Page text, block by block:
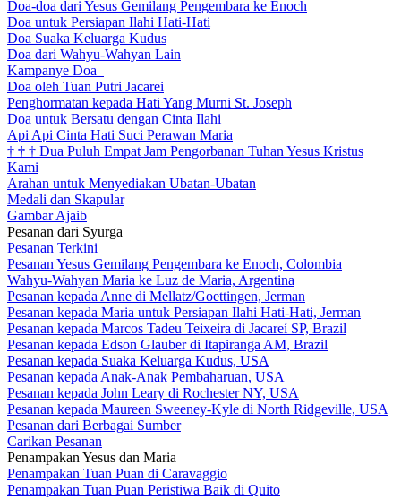
Doa-doa dari Yesus Gemilang Pengembara ke Enoch
Doa untuk Persiapan Ilahi Hati-Hati
Doa Suaka Keluarga Kudus
Doa dari Wahyu-Wahyan Lain
Kampanye Doa
Doa oleh Tuan Putri Jacarei
Penghormatan kepada Hati Yang Murni St. Joseph
Doa untuk Bersatu dengan Cinta Ilahi
Api Api Cinta Hati Suci Perawan Maria
† † † Dua Puluh Empat Jam Pengorbanan Tuhan Yesus Kristus
Kami
Arahan untuk Menyediakan Ubatan-Ubatan
Medali dan Skapular
Gambar Ajaib
Pesanan dari Syurga
Pesanan Terkini
Pesanan Yesus Gemilang Pengembara ke Enoch, Colombia
Wahyu-Wahyan Maria ke Luz de Maria, Argentina
Pesanan kepada Anne di Mellatz/Goettingen, Jerman
Pesanan kepada Maria untuk Persiapan Ilahi Hati-Hati, Jerman
Pesanan kepada Marcos Tadeu Teixeira di Jacareí SP, Brazil
Pesanan kepada Edson Glauber di Itapiranga AM, Brazil
Pesanan kepada Suaka Keluarga Kudus, USA
Pesanan kepada Anak-Anak Pembaharuan, USA
Pesanan kepada John Leary di Rochester NY, USA
Pesanan kepada Maureen Sweeney-Kyle di North Ridgeville, USA
Pesanan dari Berbagai Sumber
Carikan Pesanan
Penampakan Yesus dan Maria
Penampakan Tuan Puan di Caravaggio
Penampakan Tuan Puan Peristiwa Baik di Quito